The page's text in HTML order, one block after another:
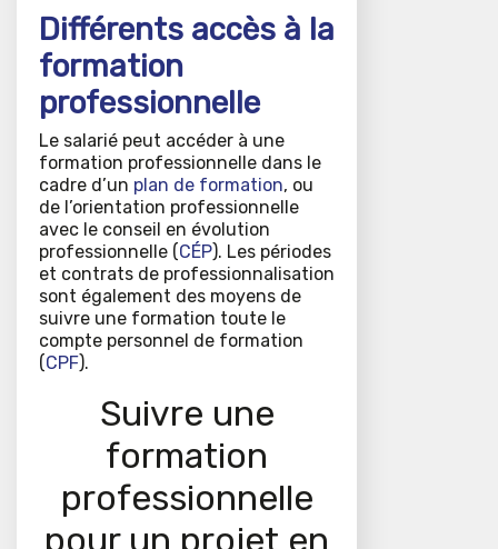
Différents accès à la
formation
professionnelle
Le salarié peut accéder à une
formation professionnelle dans le
cadre d’un plan de formation, ou
de l’orientation professionnelle
avec le conseil en évolution
professionnelle (CÉP). Les périodes
et contrats de professionnalisation
sont également des moyens de
suivre une formation toute le
compte personnel de formation
(CPF).
Suivre une
formation
professionnelle
pour un projet en